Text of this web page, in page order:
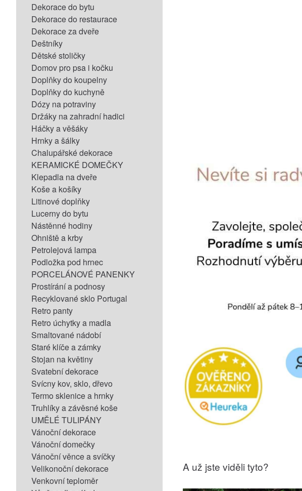
Dekorace do bytu
Dekorace do restaurace
Dekorace za dveře
Deštníky
Dětské stoličky
Domov pro psa i kočku
Doplňky do koupelny
Doplňky do kuchyně
Dózy na potraviny
Držáky na zahradní hadici
Háčky a věšáky
Hrnky a šálky
Chalupářské dekorace
KERAMICKÉ DOMEČKY
Klepadla na dveře
Koše a košíky
Litinové doplňky
Lucerny do bytu
Nástěnné hodiny
Ohniště a krby
Petrolejová lampa
Podložka pod hrnec
PORCELÁNOVÉ PANENKY
Prostírání a podnosy
Recyklované sklo Portugal
Retro panty
Retro úchytky a madla
Smaltované nádobí
Staré klíče a zámky
Stojan na květiny
Svatební dekorace
Svícny kov, sklo, dřevo
Termo sklenice a hrnky
Truhlíky a závěsné koše
UMĚLÉ TULIPÁNY
Vánoční dekorace
Vánoční domečky
Vánoční věnce a svíčky
Velikonoční dekorace
Venkovní teploměr
A už jste viděli tyto?